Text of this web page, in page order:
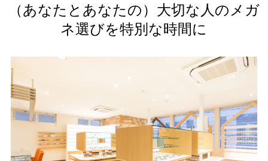
（あなたとあなたの）大切な人のメガ
ネ選びを特別な時間に